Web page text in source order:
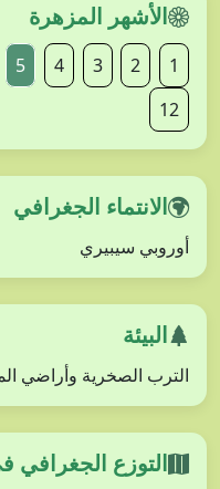
الأشهر المزهرة
1
2
3
4
5
12
الانتماء الجغرافي
أوروبي سيبيري
البيئة
الترب الصخرية وأراضي
التوزع الجغرافي